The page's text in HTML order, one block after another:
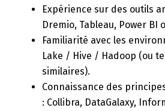
Expérience sur des outils
Dremio, Tableau, Power BI
Familiarité avec les
Lake / Hive / Hadoop (ou
similaires).
Connaissance des
: Collibra, DataGalaxy,